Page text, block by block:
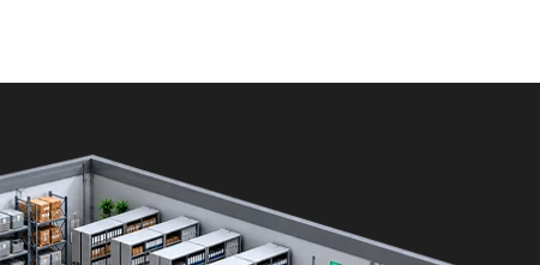
Консольные